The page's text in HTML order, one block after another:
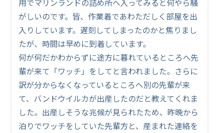
用でマリンランドの詰め所へ入ってみると何やら騒
がしいのです。皆、作業着であわただしく部屋を出
入りしています。遅刻してしまったのかと焦りまし
たが、時間は早めに到着しています。
何が何だかわからずに途方に暮れているところへ先
輩が来て「ワッチ」をしてと言われました。さらに
訳が分からなくなっているところへ別の先輩が来
て、バンドウイルカが出産したのだと教えてくれま
した。出産しそうな兆候が見られたため、昨晩から
泊りでワッチをしていた先輩方と、産まれた連絡を